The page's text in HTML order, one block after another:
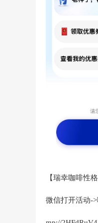
【瑞幸咖啡性
微信打开活动-